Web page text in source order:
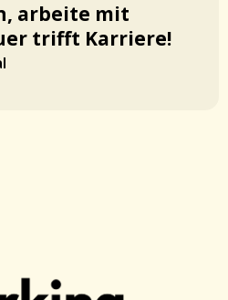
arbeite mit
trifft Karriere!